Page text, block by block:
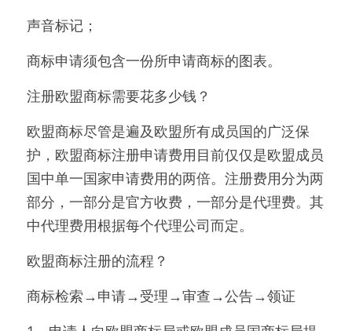
声音标记；
商标申请须包含一份所申请商标的图表。
注册欧盟商标需要花多少钱？
欧盟商标尽管是遍及欧盟所有成员国的广泛保
护，欧盟商标注册申请费用目前仅仅是欧盟成员
国中单一国家申请费用的两倍。注册费用分为两
部分，一部分是官方收费，一部分是代理费。其
中代理费用根据每个代理公司而定。
欧盟商标注册的流程？
商标检索→申请→受理→审查→公告→领证